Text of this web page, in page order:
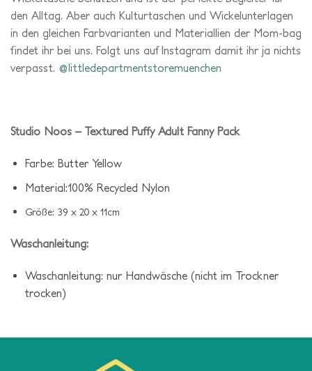
den Alltag. Aber auch Kulturtaschen und Wickelunterlagen
in den gleichen Farbvarianten und Materiallien der Mom-bag
findet ihr bei uns. Folgt uns auf Instagram damit ihr ja nichts
verpasst. @littledepartmentstoremuenchen
Studio Noos – Textured Puffy Adult Fanny Pack
Farbe: Butter Yellow
Material:100% Recycled Nylon
Größe: 39 x 20 x 11cm
Waschanleitung:
Waschanleitung: nur Handwäsche (nicht im Trockner
trocken)